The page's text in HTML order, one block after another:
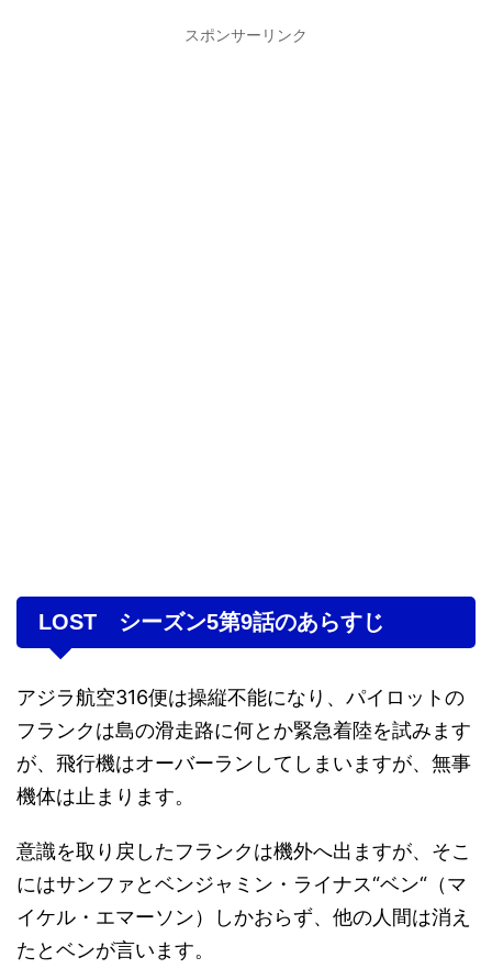
スポンサーリンク
LOST シーズン5第9話のあらすじ
アジラ航空316便は操縦不能になり、パイロットの
フランクは島の滑走路に何とか緊急着陸を試みます
が、飛行機はオーバーランしてしまいますが、無事
機体は止まります。
意識を取り戻したフランクは機外へ出ますが、そこ
にはサンファとベンジャミン・ライナス“ベン“（マ
イケル・エマーソン）しかおらず、他の人間は消え
たとベンが言います。